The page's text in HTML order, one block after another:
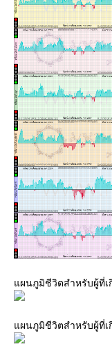
ผนภูมิชีวิตสำหรับผู้ที่เ
ผนภูมิชีวิตสำหรับผู้ที่เ